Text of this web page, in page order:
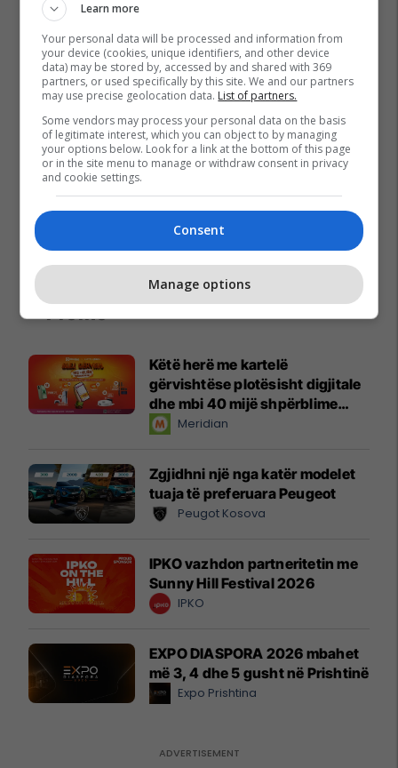
Promo
Këtë herë me kartelë
gërvishtëse plotësisht digjitale
dhe mbi 40 mijë shpërblime
instant!Meridian
Zgjidhni një nga katër modelet
tuaja të preferuara Peugeot
Peugot Kosova
IPKO vazhdon partneritetin me
Sunny Hill Festival 2026
IPKO
EXPO DIASPORA 2026 mbahet
më 3, 4 dhe 5 gusht në Prishtinë
Expo Prishtina
Learn more
Your personal data will be processed and information from
your device (cookies, unique identifiers, and other device
data) may be stored by, accessed by and shared with 369
partners, or used specifically by this site. We and our partners
may use precise geolocation data. List of partners.
Some vendors may process your personal data on the basis
of legitimate interest, which you can object to by managing
your options below. Look for a link at the bottom of this page
or in the site menu to manage or withdraw consent in privacy
and cookie settings.
Consent
Manage options